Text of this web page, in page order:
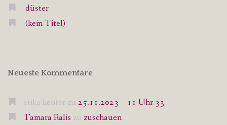
düster
(kein Titel)
Neueste Kommentare
erika kenter zu 25.11.2023 – 11 Uhr 33
Tamara Ralis zu zuschauen